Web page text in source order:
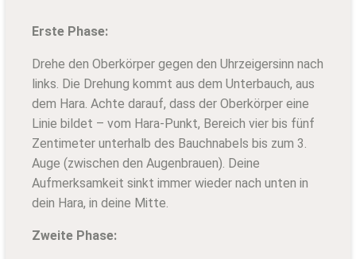
Erste Phase:
Drehe den Oberkörper gegen den Uhrzeigersinn nach
links. Die Drehung kommt aus dem Unterbauch, aus
dem Hara. Achte darauf, dass der Oberkörper eine
Linie bildet – vom Hara-Punkt, Bereich vier bis fünf
Zentimeter unterhalb des Bauchnabels bis zum 3.
Auge (zwischen den Augenbrauen). Deine
Aufmerksamkeit sinkt immer wieder nach unten in
dein Hara, in deine Mitte.
Zweite Phase: